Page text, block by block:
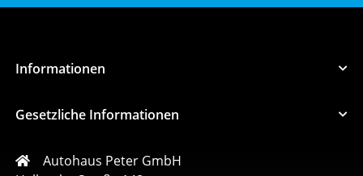
Informationen
Gesetzliche Informationen
Autohaus Peter GmbH